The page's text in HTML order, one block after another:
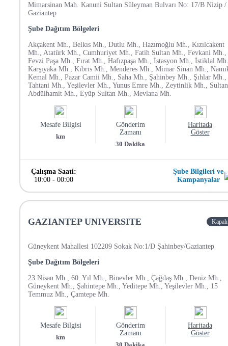
Mimarsinan Mah. Kanuni Sultan Süleyman Bulvarı No: 17/B Nizip /
Gaziantep
Şube Dağıtım Bölgeleri
Akçakent Mh., Belkıs Mh., Dutlu Mh., Hazımoğlu Mh., Kızılcakent
Mh., Atatürk Mh., Cumhuriyet Mh., Fatih Sultan Mh., Fevkani Mh.,
Fevzi Paşa Mh., Fırat Mh., Hafızpaşa Mh., İstasyon Mh., İstiklal
Karşıyaka Mh., Kıbrıs Mh., Menderes Mh., Mimar Sinan Mh.,
Kemal Mh., Pazar Camii Mh., Saha Mh., Şahinbey Mh., Şıhlar Mh.,
Tahtani Mh., Yeşilevler Mh., Yunus Emre Mh., Zeytinlik Mh., Sultan
Abdülhamit Mh., Eyüp Sultan Mh., Mevlana Mh.
Mesafe Bilgisi
km
Gönderim
Zamanı
30 Dakika
Haritada
Göster
Çalışma Saati:
10:00- 00:00
Şube Bilgileri ve
Kampanyalar
GAZIANTEP UNIVERSITE Kapalı
Güneykent Mahallesi 102209 Sokak No:1/D Şahinbey/Gaziantep
Şube Dağıtım Bölgeleri
23 Nisan Mh., 60. Yıl Mh., Binevler Mh., Çağdaş Mh., Deniz Mh.,
Güneykent Mh., Şahintepe Mh., Yeditepe Mh., Yeşilevler Mh., 15
Temmuz Mh., Çamtepe Mh.
Mesafe Bilgisi
km
Gönderim
Zamanı
Haritada
Göster